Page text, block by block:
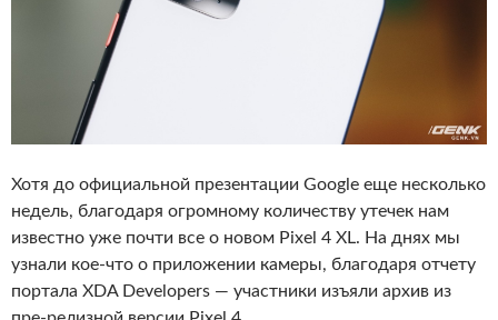
Хотя до официальной презентации Google еще несколько
недель, благодаря огромному количеству утечек нам
известно уже почти все о новом Pixel 4 XL. На днях мы
узнали кое-что о приложении камеры, благодаря отчету
портала XDA Developers — участники изъяли архив из